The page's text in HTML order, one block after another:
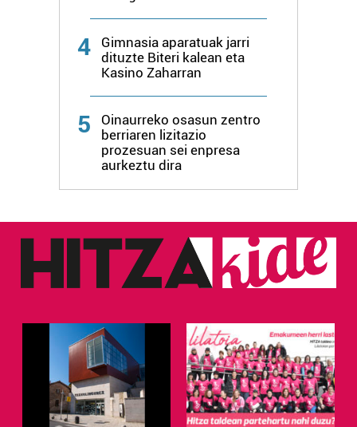
4
Gimnasia aparatuak jarri
dituzte Biteri kalean eta
Kasino Zaharran
5
Oinaurreko osasun zentro
berriaren lizitazio
prozesuan sei enpresa
aurkeztu dira